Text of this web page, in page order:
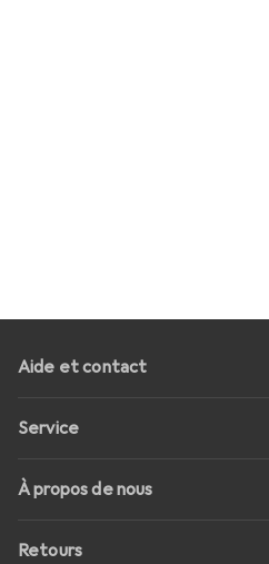
Aide et contact
Service
À propos de nous
Retours